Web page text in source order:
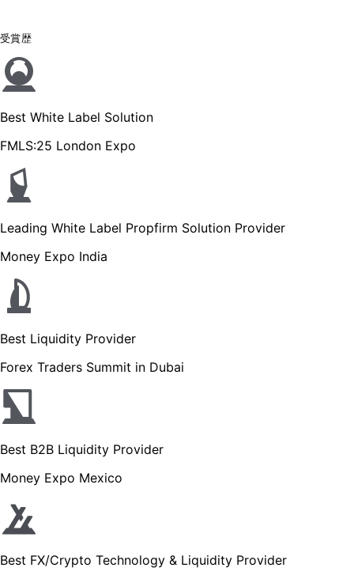
受賞歴
Best White Label Solution
FMLS:25 London Expo
Leading White Label Propfirm Solution Provider
Money Expo India
Best Liquidity Provider
Forex Traders Summit in Dubai
Best B2B Liquidity Provider
Money Expo Mexico
Best FX/Crypto Technology & Liquidity Provider